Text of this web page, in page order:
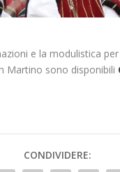
e la modulistica
Martino sono disponibili
CONDIVIDERE: